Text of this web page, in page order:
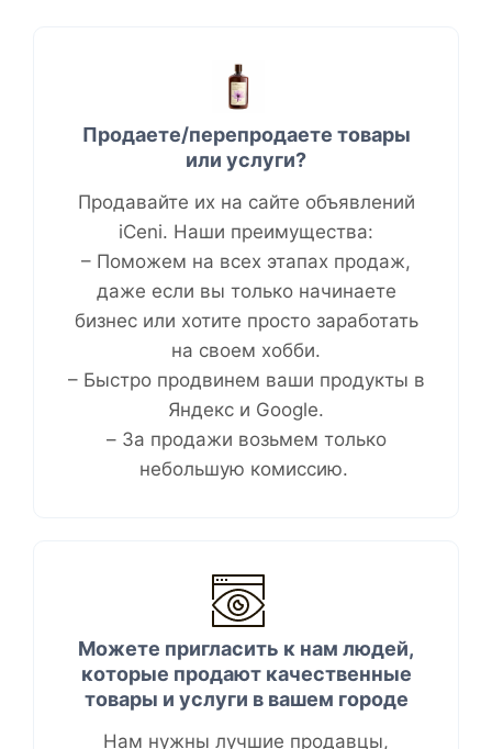
Продаете/перепродаете товары
или услуги​?
Продавайте их на сайте объявлений
iCeni. Наши преимущества:
– Поможем на всех этапах продаж,
даже если вы только начинаете
бизнес или хотите просто заработать
на своем хобби.
– Быстро продвинем ваши продукты в
Яндекс и Google.
– За продажи возьмем только
небольшую комиссию. ​
Можете пригласить к нам людей,
которые продают качественные
товары и услуги в вашем городе
Нам нужны лучшие продавцы,